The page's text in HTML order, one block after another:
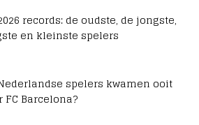
records: de oudste, de jongste,
en kleinste spelers
spelers kwamen ooit
Barcelona?